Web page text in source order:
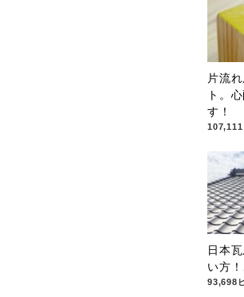
片流
ト。
す！
107,111
日本
い方
93,698